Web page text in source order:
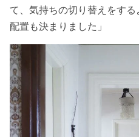
て、気持ちの切り替えをす
配置も決まりました」